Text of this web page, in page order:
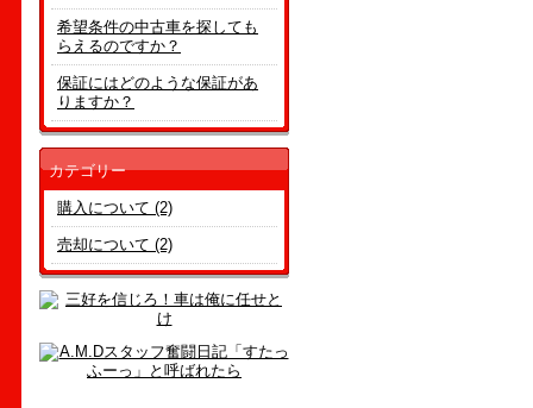
希望条件の中古車を探しても
らえるのですか？
保証にはどのような保証があ
りますか？
カテゴリー
購入について (2)
売却について (2)